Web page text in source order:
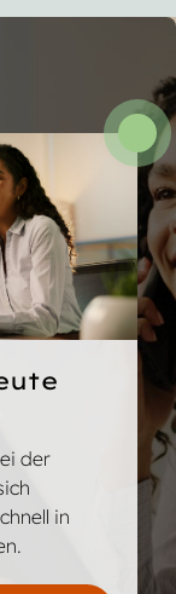
äußerst
der
in